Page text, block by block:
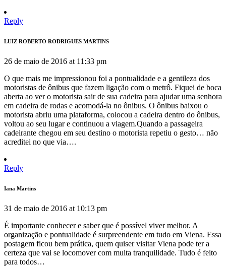
Reply
LUIZ ROBERTO RODRIGUES MARTINS
26 de maio de 2016 at 11:33 pm
O que mais me impressionou foi a pontualidade e a gentileza dos
motoristas de ônibus que fazem ligação com o metrô. Fiquei de boca
aberta ao ver o motorista sair de sua cadeira para ajudar uma senhora
em cadeira de rodas e acomodá-la no ônibus. O ônibus baixou o
motorista abriu uma plataforma, colocou a cadeira dentro do ônibus,
voltou ao seu lugar e continuou a viagem.Quando a passageira
cadeirante chegou em seu destino o motorista repetiu o gesto… não
acreditei no que via….
Reply
Iana Martins
31 de maio de 2016 at 10:13 pm
É importante conhecer e saber que é possível viver melhor. A
organização e pontualidade é surpreendente em tudo em Viena. Essa
postagem ficou bem prática, quem quiser visitar Viena pode ter a
certeza que vai se locomover com muita tranquilidade. Tudo é feito
para todos…